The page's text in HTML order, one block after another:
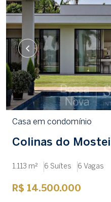
Casa em condomínio
Colinas do
1.113 m² 6 Suítes 6 Vagas
R$ 14.500.000